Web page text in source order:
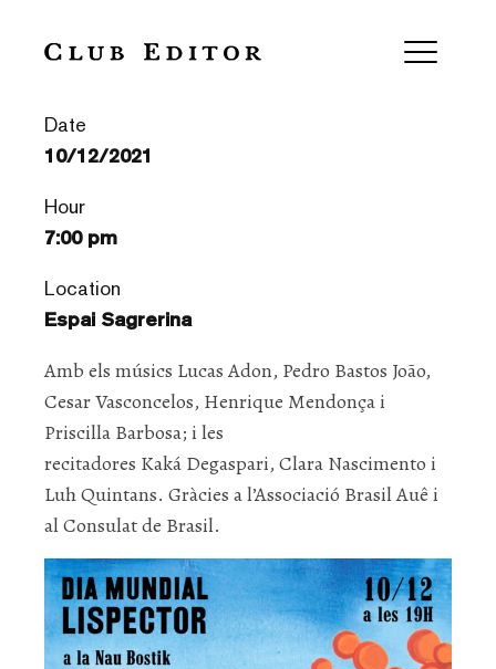
Dia Mundial Lispector
Date
10/12/2021
Hour
7:00 pm
Location
Espai Sagrerina
Amb els músics Lucas Adon, Pedro Bastos João,
Cesar Vasconcelos, Henrique Mendonça i
Priscilla Barbosa; i les
recitadores Kaká Degaspari, Clara Nascimento i
Luh Quintans. Gràcies a l’Associació Brasil Auê i
al Consulat de Brasil.